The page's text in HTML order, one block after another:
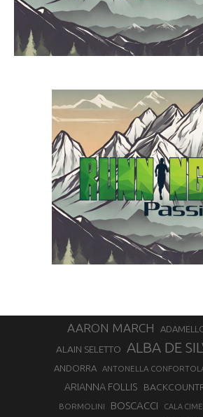
AARON MARCH
ALAIN SELETTO ALBA DE
ANDORRA ANTONELLA
ARIANNA FOLLIS
BORMOLINI BOSCACCI CALA